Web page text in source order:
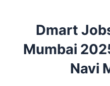
Dmart
Mumbai
Navi